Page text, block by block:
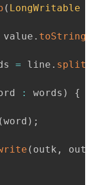
( LongWritable
value . toString
= line . split
: words )
{
(word ) ;
( outk , outv